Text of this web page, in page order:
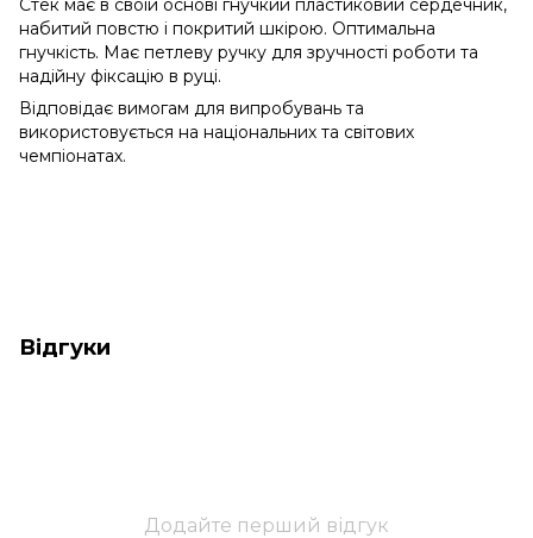
набитий повстю і покритий шкірою. Оптимальна
гнучкість. Має петлеву ручку для зручності роботи та
надійну фіксацію в руці.
Відповідає вимогам для випробувань та
використовується на національних та світових
чемпіонатах.
Відгуки
Додайте перший відгук